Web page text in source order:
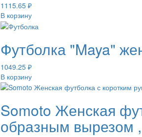
1115.65 ₽
В корзину
Футболка "Maya"
1049.25 ₽
В корзину
Somoto Женская
образным вырезом